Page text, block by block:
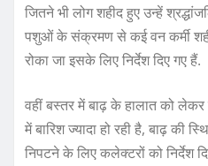
जितने भी लोग शहीद हुए उन्हें
पशुओं के संक्रमण से कई वन कर्मी
रोका जा इसके लिए निर्देश दिए गए हैं.
वहीं बस्तर में बाढ़ के हालात को
में बारिश ज्यादा हो रही है, बाढ़ की
निपटने के लिए कलेक्टरों को निर्देश